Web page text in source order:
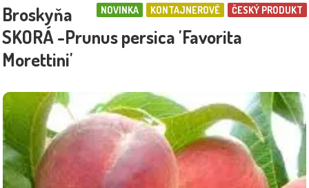
ČESKÝ PRODUKT
KONTAJNEROVÉ
NOVINKA
Broskyňa
SKORÁ -Prunus persica 'Favorita
Morettini'